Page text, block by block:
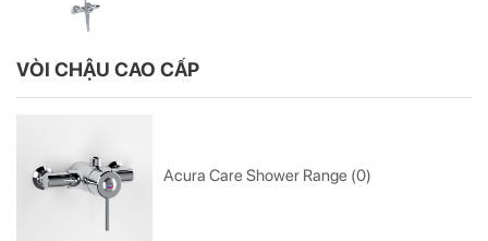
VÒI CHẬU CAO CẤP
Acura Care Shower Range (0)